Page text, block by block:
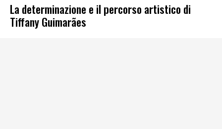
La determinazione e il percorso artistico di
Tiffany Guimarães